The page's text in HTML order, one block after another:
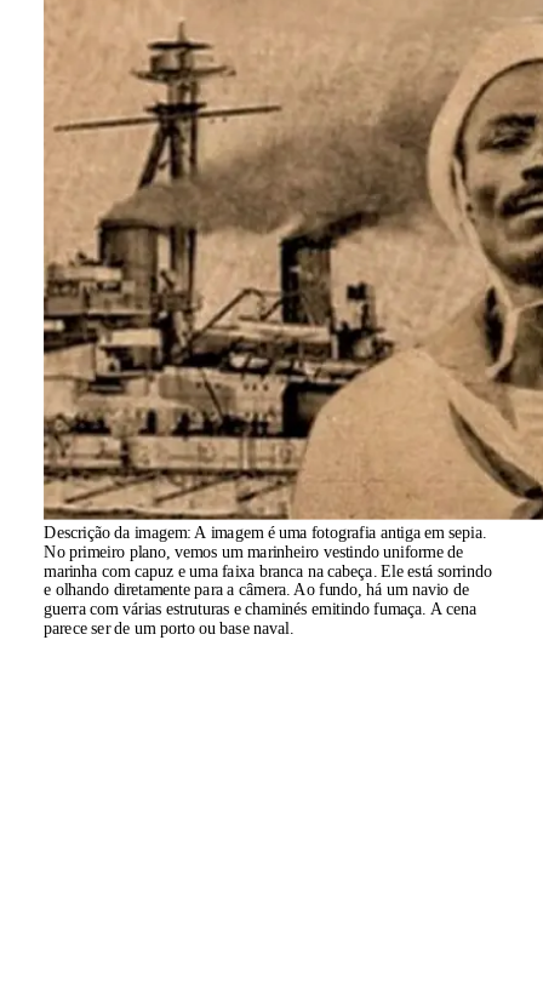
Descrição da imagem: A imagem é uma fotografia antiga em sepia.
No primeiro plano, vemos um marinheiro vestindo uniforme de
marinha com capuz e uma faixa branca na cabeça. Ele está sorrindo
e olhando diretamente para a câmera. Ao fundo, há um navio de
guerra com várias estruturas e chaminés emitindo fumaça. A cena
parece ser de um porto ou base naval.